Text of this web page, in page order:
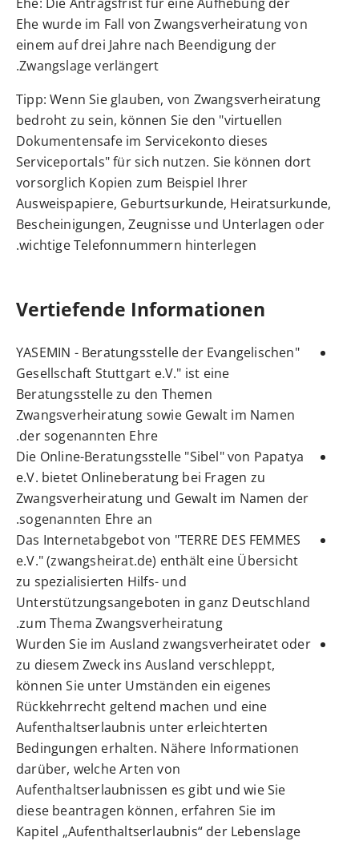
Ehe wurde im Fall von Zwangsverheiratung von
einem auf drei Jahre nach Beendigung der
Zwangslage verlängert.
Tipp: Wenn Sie glauben, von Zwangsverheiratung
bedroht zu sein, können Sie den "virtuellen
Dokumentensafe im Servicekonto dieses
Serviceportals" für sich nutzen. Sie können dort
vorsorglich Kopien zum Beispiel Ihrer
Ausweispapiere, Geburtsurkunde, Heiratsurkunde,
Bescheinigungen, Zeugnisse und Unterlagen oder
wichtige Telefonnummern hinterlegen.
Vertiefende Informationen
"
YASEMIN - Beratungsstelle der Evangelischen
Gesellschaft Stuttgart e.V." ist eine
Beratungsstelle zu den Themen
Zwangsverheiratung sowie Gewalt im Namen
der sogenannten Ehre.
Die Online-Beratungsstelle "Sibel"von Papatya
e.V. bietet Onlineberatung bei Fragen zu
Zwangsverheiratung und Gewalt im Namen der
sogenannten Ehre an.
Das Internetabgebot von "TERRE DES FEMMES
e.V." (zwangsheirat.de) enthält eine Übersicht
zu spezialisierten Hilfs- und
Unterstützungsangeboten in ganz Deutschland
zum Thema Zwangsverheiratung.
Wurden Sie im Ausland zwangsverheiratet oder
zu diesem Zweck ins Ausland verschleppt,
können Sie unter Umständen ein eigenes
Rückkehrrecht geltend machen und eine
Aufenthaltserlaubnis unter erleichterten
Bedingungen erhalten. Nähere Informationen
darüber, welche Arten von
Aufenthaltserlaubnissen es gibt und wie Sie
diese beantragen können, erfahren Sie im
Kapitel „Aufenthaltserlaubnis“ der Lebenslage